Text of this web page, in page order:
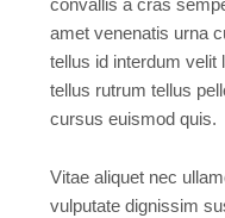
convallis a cras
amet venenatis urna
tellus id interdum velit
tellus rutrum tellus
cursus euismod quis.
Vitae aliquet nec
vulputate dignissim